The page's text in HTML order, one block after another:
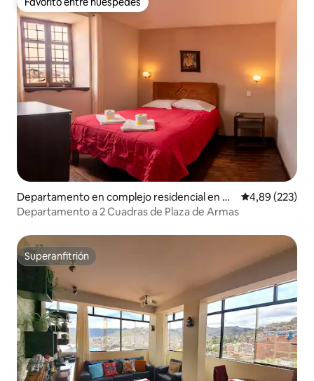
Favorito entre huéspedes
Departamento en complejo residencial en C
uzco
Calificación
4,89 (223)
Departamento a 2 Cuadras de Plaza de Armas
Superanfitrión
Superanfitrión